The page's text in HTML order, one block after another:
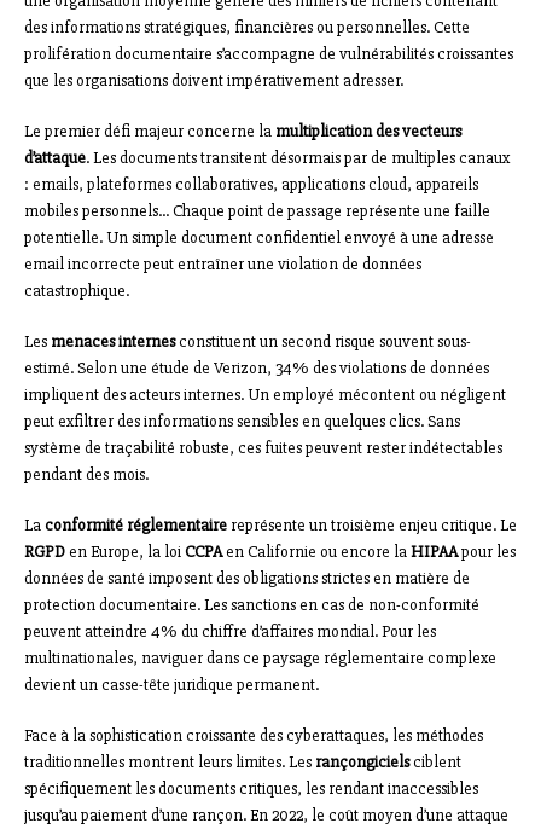
des informations stratégiques, financières ou personnelles. Cette
prolifération documentaire s’accompagne de vulnérabilités croissantes
que les organisations doivent impérativement adresser.
Le premier défi majeur concerne la multiplication des vecteurs
d’attaque. Les documents transitent désormais par de multiples canaux
: emails, plateformes collaboratives, applications cloud, appareils
mobiles personnels… Chaque point de passage représente une faille
potentielle. Un simple document confidentiel envoyé à une adresse
email incorrecte peut entraîner une violation de données
catastrophique.
Les menaces internesconstituent un second risque souvent sous-
estimé. Selon une étude de Verizon, 34% des violations de données
impliquent des acteurs internes. Un employé mécontent ou négligent
peut exfiltrer des informations sensibles en quelques clics. Sans
système de traçabilité robuste, ces fuites peuvent rester indétectables
pendant des mois.
Laconformité réglementaire représente un troisième enjeu critique. Le
RGPDen Europe, la loiCCPAen Californie ou encore laHIPAApour les
données de santé imposent des obligations strictes en matière de
protection documentaire. Les sanctions en cas de non-conformité
peuvent atteindre 4% du chiffre d’affaires mondial. Pour les
multinationales, naviguer dans ce paysage réglementaire complexe
devient un casse-tête juridique permanent.
Face à la sophistication croissante des cyberattaques, les méthodes
traditionnelles montrent leurs limites. Les rançongicielsciblent
spécifiquement les documents critiques, les rendant inaccessibles
jusqu’au paiement d’une rançon. En 2022, le coût moyen d’une attaque